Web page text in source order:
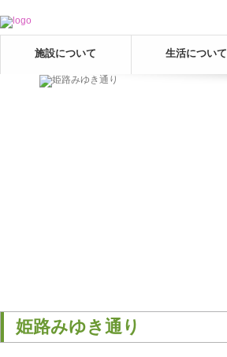
施設について 生活について
姫路みゆき通り